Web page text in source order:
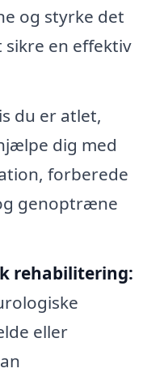
og styrke det
en effektiv
du er atlet,
dig med
forberede
genoptræne
rehabilitering:
eller